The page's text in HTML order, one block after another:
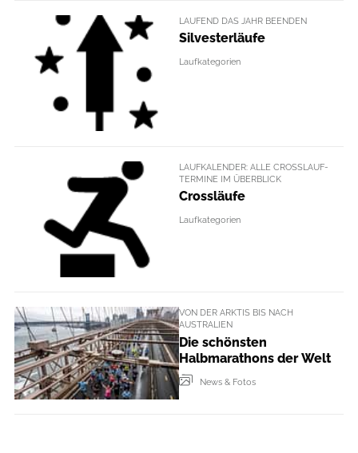
LAUFEND DAS JAHR BEENDEN
Silvesterläufe
Laufkategorien
LAUFKALENDER: ALLE CROSSLAUF-
TERMINE IM ÜBERBLICK
Crossläufe
Laufkategorien
VON DER ARKTIS BIS NACH
AUSTRALIEN
Die schönsten
Halbmarathons der Welt
News & Fotos